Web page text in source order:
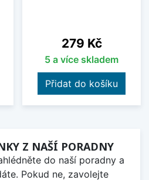
Cena
279 Kč
5 a více skladem
Přidat do košíku
Z NAŠÍ PORADNY
do naší poradny a
Pokud ne, zavolejte